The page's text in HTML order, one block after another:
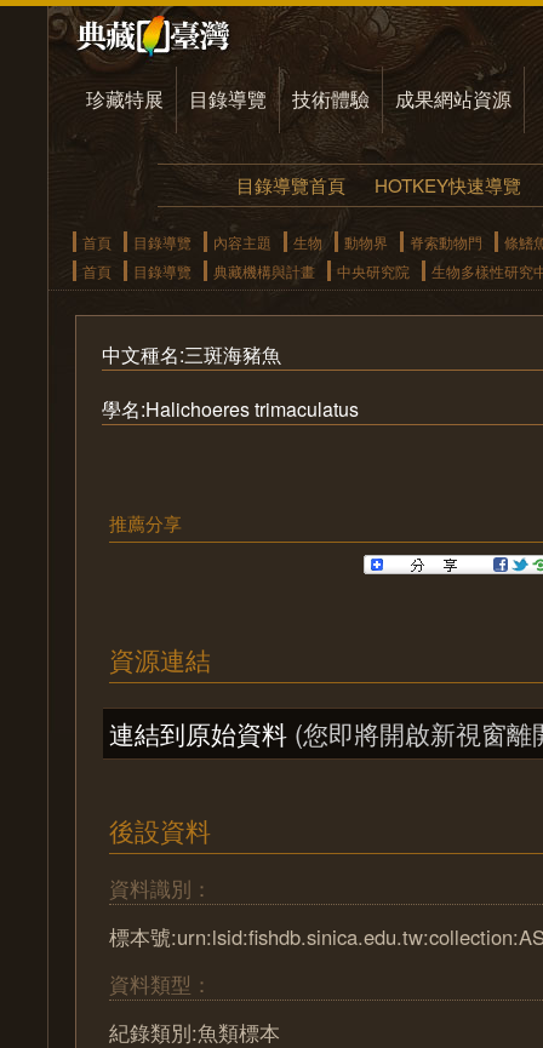
珍藏特展 目錄導覽 技術體驗 成果網站資源
目錄導覽首頁 HOTKEY快速導覽
首頁 目錄導覽 內容主題 生物 動物界 脊索動物門
條鰭
首頁
目錄導覽 典藏機構與計畫 中央研究院 生物多樣性研究
中文種名:三斑海豬魚
學名:Halichoeres trimaculatus
推薦分享
資源連結
連結到原始資料 (您即將開啟新視窗離
後設資料
資料識別：
標本號
資料類型：
紀錄類別:魚類標本